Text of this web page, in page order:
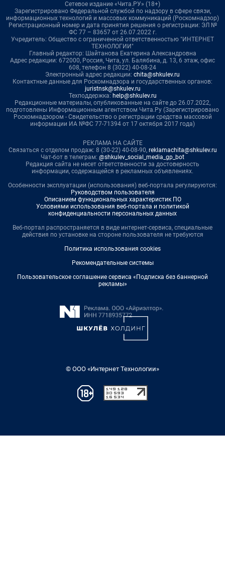
Сетевое издание «Чита.РУ» (18+)
Зарегистрировано Федеральной службой по надзору в сфере связи,
информационных технологий и массовых коммуникаций (Роскомнадзор)
Регистрационный номер и дата принятия решения о регистрации: ЭЛ №
ФС 77 – 83657 от 26.07.2022 г.
Учредитель: Общество с ограниченной ответственностью "ИНТЕРНЕТ
ТЕХНОЛОГИИ"
Главный редактор: Шайтанова Екатерина Александровна
Адрес редакции: 672000, Россия, Чита, ул. Балябина, д. 13, 6 этаж, офис
608, телефон 8 (3022) 40-08-24
Электронный адрес редакции: chita@shkulev.ru
Контактные данные для Роскомнадзора и государственных органов:
juristnsk@shkulev.ru
Техподдержка: help@shkulev.ru
Редакционные материалы, опубликованные на сайте до 26.07.2022,
подготовлены Информационным агентством Чита.Ру (Зарегистрировано
Роскомнадзором - Свидетельство о регистрации средства массовой
информации ИА №ФС 77-71394 от 17 октября 2017 года)
РЕКЛАМА НА САЙТЕ
Связаться с отделом продаж: 8 (30-22) 40-08-90, reklamachita@shkulev.ru
Чат-бот в телеграм: @shkulev_social_media_gp_bot
Редакция сайта не несет ответственности за достоверность
информации, содержащейся в рекламных объявлениях.
Особенности эксплуатации (использования) веб-портала регулируются:
Руководством пользователя
Описанием функциональных характеристик ПО
Условиями использования веб-портала и политикой
конфиденциальности персональных данных
Веб-портал распространяется в виде интернет-сервиса, специальные
действия по установке на стороне пользователя не требуются
Политика использования cookies
Рекомендательные системы
Пользовательское соглашение сервиса «Подписка без баннерной
рекламы»
© ООО «Интернет Технологии»